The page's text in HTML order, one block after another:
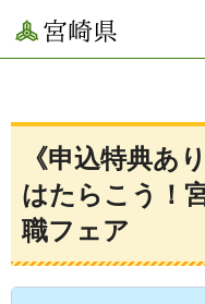
宮崎県
《申込特典あ
はたらこう！
職フェア